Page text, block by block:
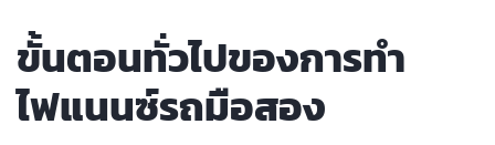
ขั้นตอนทั่วไปของการทำ
ไฟแนนซ์รถมือสอง